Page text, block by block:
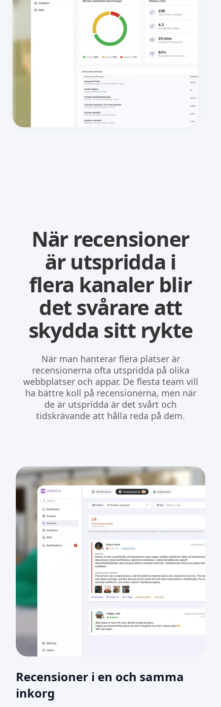
När recensioner
är utspridda i
flera kanaler blir
det svårare att
skydda sitt rykte
När man hanterar flera platser är
recensionerna ofta utspridda på olika
webbplatser och appar. De flesta team vill
ha bättre koll på recensionerna, men när
de är utspridda är det svårt och
tidskrävande att hålla reda på dem.
Recensioner i en och samma
inkorg